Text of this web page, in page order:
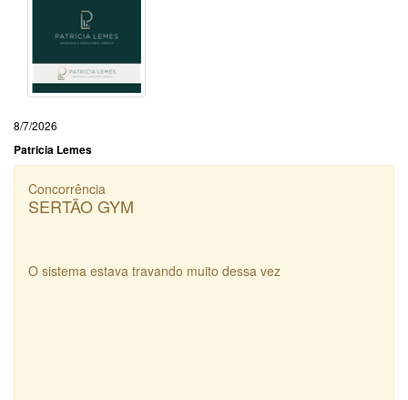
8/7/2026
Patricia Lemes
Concorrência
SERTÃO GYM
O sistema estava travando muito dessa vez